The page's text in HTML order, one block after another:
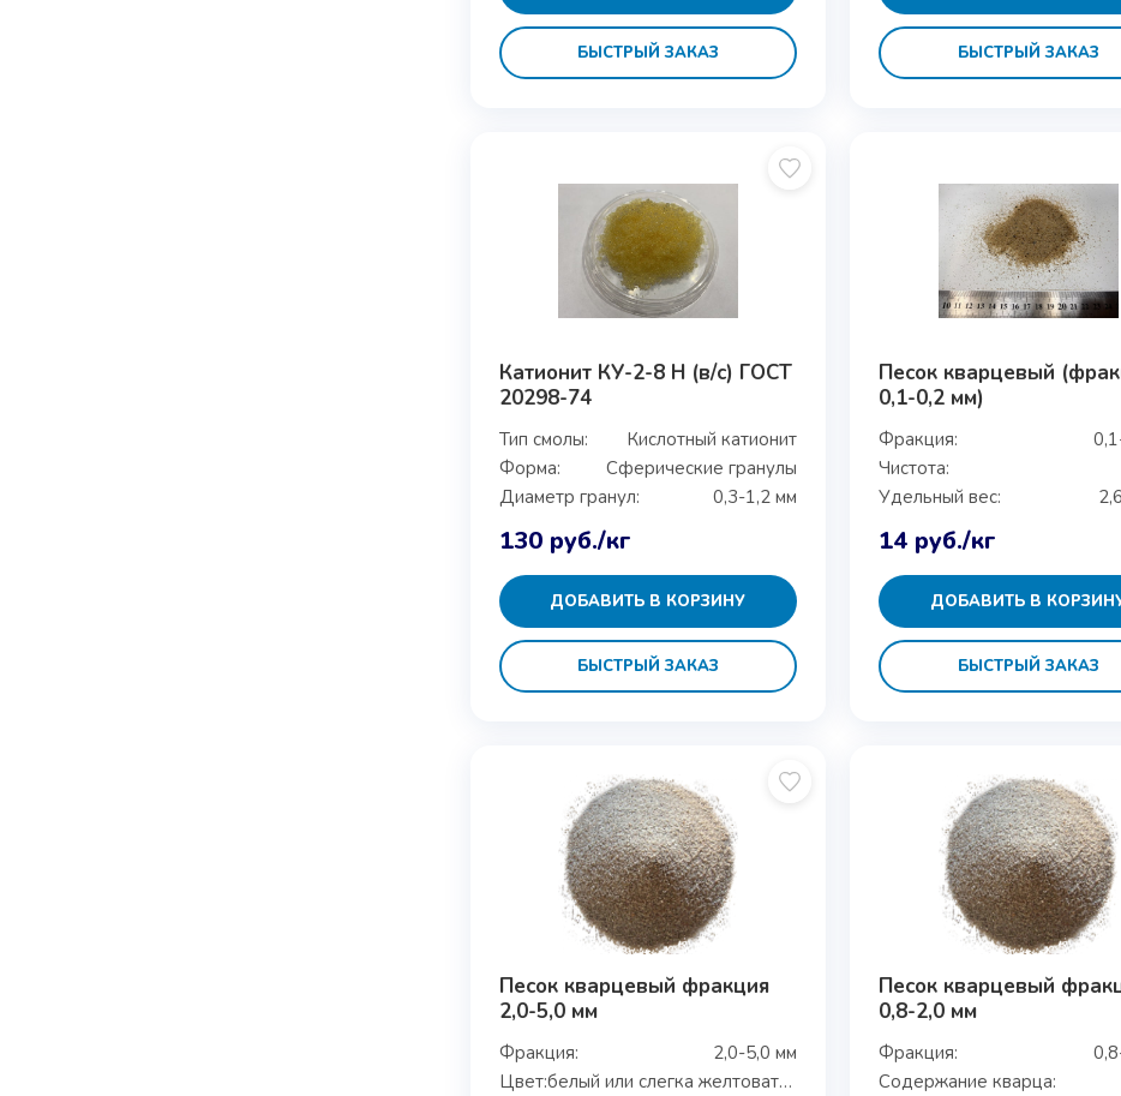
БЫСТРЫЙ ЗАКАЗ БЫСТРЫЙ ЗАКАЗ
Катионит КУ-2-8 H (в/с) ГОСТ
20298-74
Тип смолы:
Кислотный катионит
Форма:
Сферические гранулы
Диаметр гранул:
0,3-1,2 мм
130 руб./кг
ДОБАВИТЬ В КОРЗИНУ
БЫСТРЫЙ ЗАКАЗ
Песок кварцевый
0,1-0,2 мм)
Фракция:
Чистота:
Удельный вес:
14 руб./кг
ДОБАВИТЬ В
БЫСТРЫЙ ЗАКАЗ
Песок кварцевый фракция
2,0-5,0 мм
Фракция:
2,0-5,0 мм
Цвет:
белый или слегка желтоватый
Песок кварцевый
0,8-2,0 мм
Фракция:
Содержание кварца: